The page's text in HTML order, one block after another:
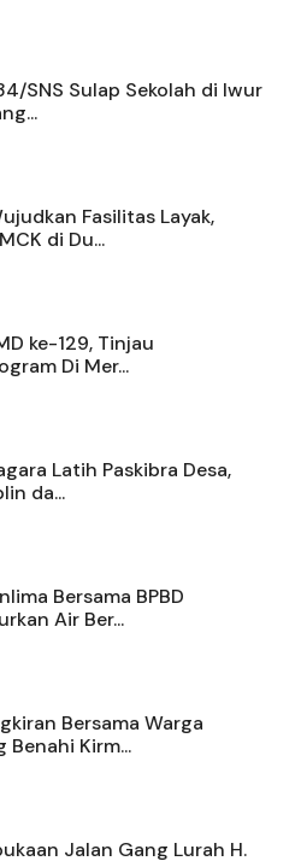
SNS Sulap Sekolah di Iwur
Fasilitas Layak,
di Du...
ke-129, Tinjau
Di Mer...
Latih Paskibra Desa,
da...
Bersama BPBD
Air Ber...
Bersama Warga
Kirm...
Jalan Gang Lurah H.